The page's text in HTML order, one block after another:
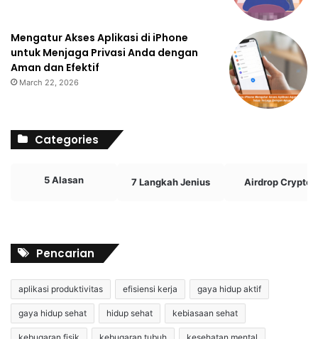
Mengatur Akses Aplikasi di iPhone
untuk Menjaga Privasi Anda dengan
Aman dan Efektif
March 22, 2026
Categories
5 Alasan 7 Langkah Jenius Airdrop Crypto
Pencarian
aplikasi produktivitas efisiensi kerja gaya hidup aktif
gaya hidup sehat hidup sehat kebiasaan sehat